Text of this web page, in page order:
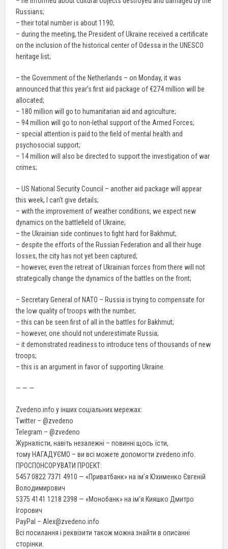
Russians;
– their total number is about 1190;
– during the meeting, the President of Ukraine received a certificate
on the inclusion of the historical center of Odessa in the UNESCO
heritage list;
– the Government of the Netherlands – on Monday, it was
announced that this year’s first aid package of €274 million will be
allocated;
– 180 million will go to humanitarian aid and agriculture;
– 94 million will go to non-lethal support of the Armed Forces;
– special attention is paid to the field of mental health and
psychosocial support;
– 14 million will also be directed to support the investigation of war
crimes;
– US National Security Council – another aid package will appear
this week, I can’t give details;
– with the improvement of weather conditions, we expect new
dynamics on the battlefield of Ukraine;
– the Ukrainian side continues to fight hard for Bakhmut;
– despite the efforts of the Russian Federation and all their huge
losses, the city has not yet been captured;
– however, even the retreat of Ukrainian forces from there will not
strategically change the dynamics of the battles on the front;
– Secretary General of NATO – Russia is trying to compensate for
the low quality of troops with the number;
– this can be seen first of all in the battles for Bakhmut;
– however, one should not underestimate Russia;
– it demonstrated readiness to introduce tens of thousands of new
troops;
– this is an argument in favor of supporting Ukraine.
— — —
Zvedeno.info у інших соціальних мережах:
Twitter – @zvedeno
Telegram – @zvedeno
Журналісти, навіть незалежні – повинні щось їсти,
тому НАГАДУЄМО – ви всі можете допомогти zvedeno.info.
ПРОСПОНСОРУВАТИ ПРОЕКТ:
5457 0822 7371 4910 — «Приватбанк» на ім’я Юхименко Євгеній
Володимирович
5375 4141 1218 2398 — «Монобанк» на ім’я Кияшко Дмитро
Ігорович
PayPal – Alex@zvedeno.info
Всі посилання і реквізити також можна знайти в описанні
сторінки.